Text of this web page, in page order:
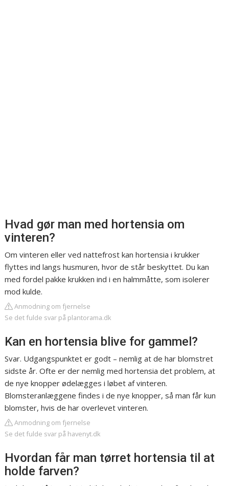
Hvad gør man med hortensia om
vinteren?
Om vinteren eller ved nattefrost kan hortensia i krukker
flyttes ind langs husmuren, hvor de står beskyttet. Du kan
med fordel pakke krukken ind i en halmmåtte, som isolerer
mod kulde.
Anmodning om fjernelse
Se det fulde svar på plantorama.dk
Kan en hortensia blive for gammel?
Svar. Udgangspunktet er godt – nemlig at de har blomstret
sidste år. Ofte er der nemlig med hortensia det problem, at
de nye knopper ødelægges i løbet af vinteren.
Blomsteranlæggene findes i de nye knopper, så man får kun
blomster, hvis de har overlevet vinteren.
Anmodning om fjernelse
Se det fulde svar på havenyt.dk
Hvordan får man tørret hortensia til at
holde farven?